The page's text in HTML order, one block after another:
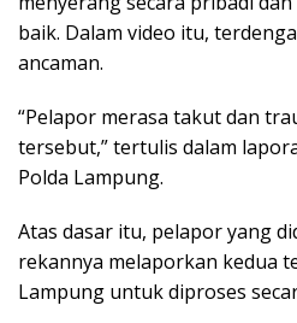
baik. Dalam video itu,
ancaman.
“Pelapor merasa takut dan
tersebut,” tertulis dalam
Polda Lampung.
Atas dasar itu, pelapor yang
rekannya melaporkan kedua
Lampung untuk diproses